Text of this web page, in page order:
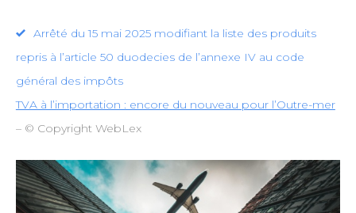
Arrêté du 15 mai 2025 modifiant la liste des produits
repris à l’article 50 duodecies de l’annexe IV au code
général des impôts
TVA à l’importation : encore du nouveau pour l’Outre-mer
– © Copyright WebLex